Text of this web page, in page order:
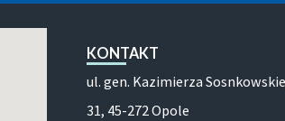
KONTAKT
ul. gen. Kazimierza
31, 45-272 Opole